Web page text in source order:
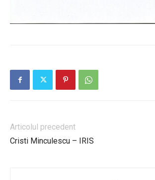
Articolul precedent
Cristi Minculescu – IRIS